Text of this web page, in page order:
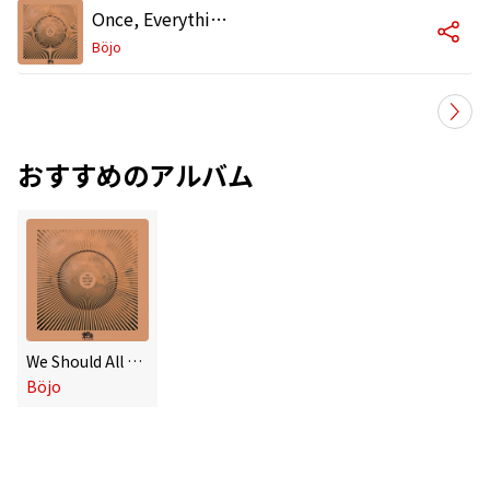
Once, Everything Was Unknown
Böjo
おすすめのアルバム
We Should All Get Lost
Böjo